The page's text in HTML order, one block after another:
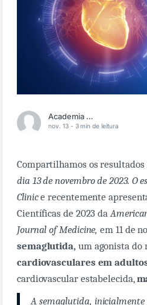
Academia Médica
nov. 13 - 3 min de leitura
Compartilhamos os resultados
dia 13 de novembro de 2023. O
Clinice recentemente
Científicas de 2023 da
Journal of Medicine, em 11 de
semaglutida, um agonista do
cardiovasculares em
cardiovascular estabelecida,
A semaglutida,